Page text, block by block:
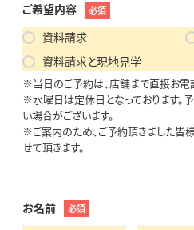
ご希望内容 必須
資料請求
資料請求と現地見学
※当日のご予約は、店舗まで直接お電
※水曜日は定休日となっております。
い場合がございます。
※ご案内のため、ご予約頂きました皆
せて頂きます。
お名前 必須